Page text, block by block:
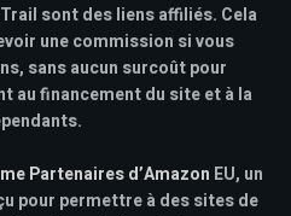
sont des liens affiliés. Cela
une commission si vous
sans aucun surcoût pour
au financement du site et à la
Partenaires d’Amazon EU, un
pour permettre à des sites de